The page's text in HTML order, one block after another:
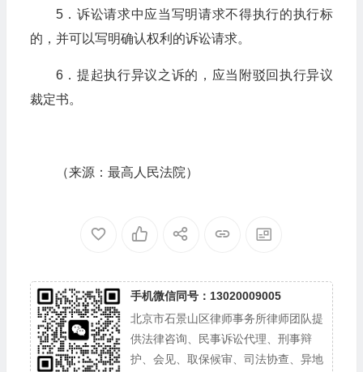
5．诉讼请求中应当写明请求不得执行的执行标
的，并可以写明确认权利的诉讼请求。
6．提起执行异议之诉的，应当附驳回执行异议
裁定书。
（来源：最高人民法院）
手机微信同号：13020009005
北京市石景山区律师事务所律师团队提
供法律咨询、民事诉讼代理、刑事辩
护、会见、取保候审、司法协查、异地